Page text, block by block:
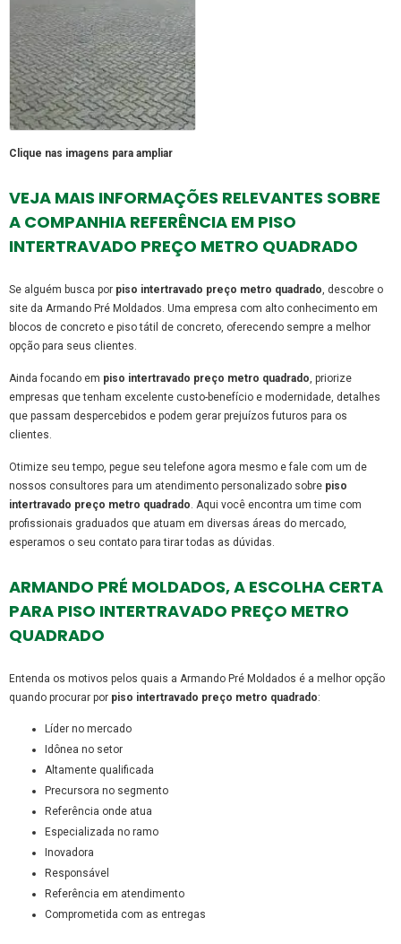
Clique nas imagens para ampliar
VEJA MAIS INFORMAÇÕES RELEVANTES SOBRE
A COMPANHIA REFERÊNCIA EM PISO
INTERTRAVADO PREÇO METRO QUADRADO
Se alguém busca por piso intertravado preço metro quadrado, descobre o
site da Armando Pré Moldados. Uma empresa com alto conhecimento em
blocos de concreto e piso tátil de concreto, oferecendo sempre a melhor
opção para seus clientes.
Ainda focando em piso intertravado preço metro quadrado, priorize
empresas que tenham excelente custo-benefício e modernidade, detalhes
que passam despercebidos e podem gerar prejuízos futuros para os
clientes.
Otimize seu tempo, pegue seu telefone agora mesmo e fale com um de
nossos consultores para um atendimento personalizado sobre piso
intertravado preço metro quadrado. Aqui você encontra um time com
profissionais graduados que atuam em diversas áreas do mercado,
esperamos o seu contato para tirar todas as dúvidas.
ARMANDO PRÉ MOLDADOS, A ESCOLHA CERTA
PARA PISO INTERTRAVADO PREÇO METRO
QUADRADO
Entenda os motivos pelos quais a Armando Pré Moldados é a melhor opção
quando procurar por piso intertravado preço metro quadrado:
líder no mercado
idônea no setor
altamente qualificada
precursora no segmento
referência onde atua
especializada no ramo
inovadora
responsável
referência em atendimento
comprometida com as entregas